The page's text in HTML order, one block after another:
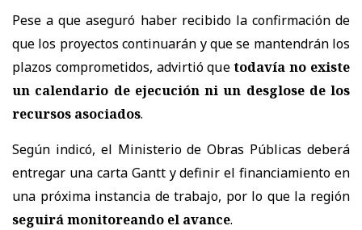
Pese a que aseguró haber recibido la confirmación de
que los proyectos continuarán y que se mantendrán los
plazos comprometidos, advirtió quetodavía no existe
un calendario de ejecución ni un desglose de los
recursos asociados.
Según indicó, el Ministerio de Obras Públicas deberá
entregar una carta Gantt y definir el financiamiento en
una próxima instancia de trabajo, por lo que la región
seguirá monitoreando el avance.